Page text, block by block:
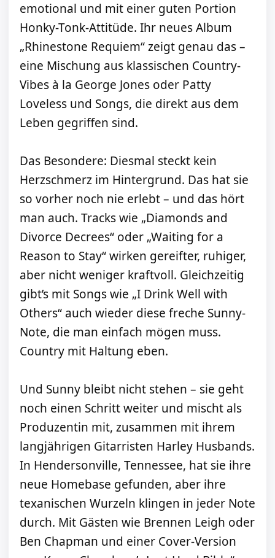
emotional und mit einer guten Portion
Honky-Tonk-Attitüde. Ihr neues Album
„Rhinestone Requiem“ zeigt genau das –
eine Mischung aus klassischen Country-
Vibes à la George Jones oder Patty
Loveless und Songs, die direkt aus dem
Leben gegriffen sind.
Das Besondere: Diesmal steckt kein
Herzschmerz im Hintergrund. Das hat sie
so vorher noch nie erlebt – und das hört
man auch. Tracks wie „Diamonds and
Divorce Decrees“ oder „Waiting for a
Reason to Stay“ wirken gereifter, ruhiger,
aber nicht weniger kraftvoll. Gleichzeitig
gibt’s mit Songs wie „I Drink Well with
Others“ auch wieder diese freche Sunny-
Note, die man einfach mögen muss.
Country mit Haltung eben.
Und Sunny bleibt nicht stehen – sie geht
noch einen Schritt weiter und mischt als
Produzentin mit, zusammen mit ihrem
langjährigen Gitarristen Harley Husbands.
In Hendersonville, Tennessee, hat sie ihre
neue Homebase gefunden, aber ihre
texanischen Wurzeln klingen in jeder Note
durch. Mit Gästen wie Brennen Leigh oder
Ben Chapman und einer Cover-Version